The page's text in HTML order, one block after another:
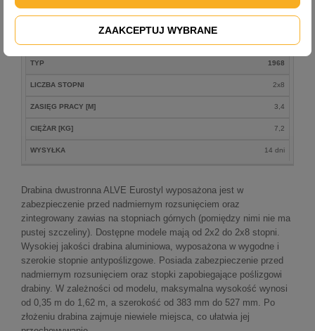
TYP 1968
LICZBA STOPNI 2x8
ZASIĘG PRACY [M] 3,4
CIĘŻAR [KG] 7,2
WYSYŁKA 14 dni
Drabina dwustronna ALVE Eurostyl wyposażona jest w
zabezpieczenie przed nadmiernym rozsunięciem oraz
zintegrowany zawias na stopniach górnych (pomiędzy nimi nie ma
pustej szczeliny). Dostępne modele mają od 2x2 do 2x8 stopni.
Wysokiej jakości drabina aluminiowa, wyposażona w wygodne i
szerokie stopnie antypoślizgowe. Posiada zabezpieczenie przed
nadmiernym rozsunięciem oraz stopki zapobiegające poślizgowi
drabiny. W zależności od modelu, maksymalna wysokość wynosi
od 0,35 m do 1,62 m, a szerokość od 383 mm do 527 mm. Po
złożeniu drabina zajmuje niewiele miejsca, co ułatwia jej
ZAAKCEPTUJ WYBRANE